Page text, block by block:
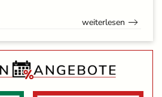
weiterlesen